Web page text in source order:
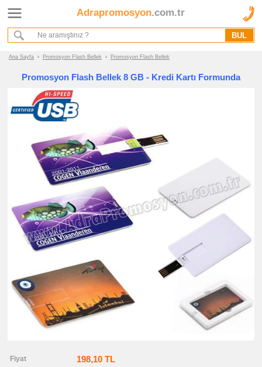
Adrapromosyon.com.tr
Ana Sayfa › Promosyon Flash Bellek › Promosyon Flash Bellek
Promosyon Flash Bellek 8 GB - Kredi Kartı Formunda
Fiyat 198,10 TL
Ana Sayfa
Hakkımızda
Kurumsal Hizmet Akışımız
Promosyon
Ürünleri
Flash
Bellek
promosyon
Flash
Bellek
Metal
Flash
Bellek
promosyon
Deri
Flash
Bellek
Flash
Bellek
Flash
Bellekli
Kalem